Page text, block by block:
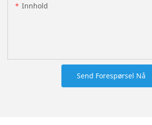
Innhold
Send Forespørsel Nå